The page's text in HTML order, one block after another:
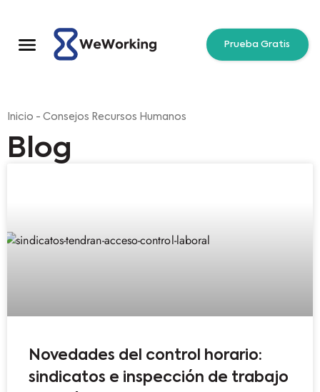
Prueba Gratis
Inicio - Consejos Recursos Humanos
Blog
Novedades del control horario:
sindicatos e inspección de trabajo